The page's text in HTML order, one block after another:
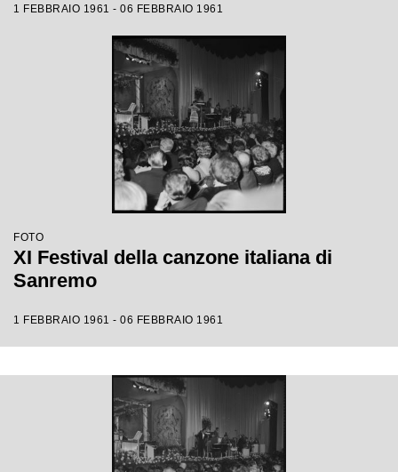
1 FEBBRAIO 1961 - 06 FEBBRAIO 1961
FOTO
XI Festival della canzone italiana di
Sanremo
1 FEBBRAIO 1961 - 06 FEBBRAIO 1961